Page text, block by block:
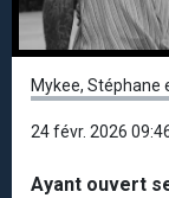
Mykee, Stéphane
24 févr. 2026
Ayant ouvert